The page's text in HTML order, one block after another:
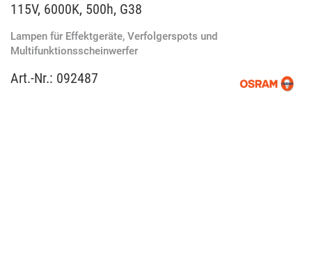
115V, 6000K, 500h, G38
Lampen für Effektgeräte, Verfolgerspots und
Multifunktionsscheinwerfer
Art.-Nr.: 092487